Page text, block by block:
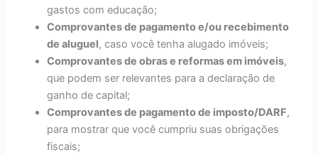
gastos com educação;
Comprovantes de pagamento e/ou recebimento
de aluguel, caso você tenha alugado imóveis;
Comprovantes de obras e reformas em imóveis,
que podem ser relevantes para a declaração de
ganho de capital;
Comprovantes de pagamento de imposto/DARF,
para mostrar que você cumpriu suas obrigações
fiscais;